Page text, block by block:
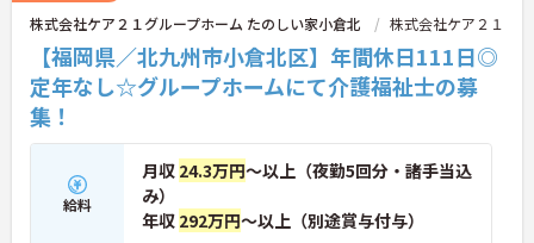
株式会社ケア２１グループホーム たのしい家小倉北 株式会社ケア２１
【福岡県／北九州市小倉北区】年間休日111日◎
定年なし☆グループホームにて介護福祉士の募
集！
給料
月収 24.3万円～以上（夜勤5回分・諸手当込
み）
年収 292万円～以上（別途賞与付与）